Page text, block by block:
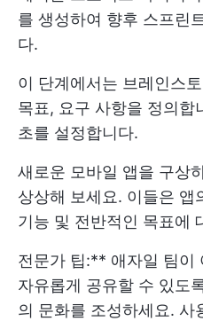
를 생성하여 향후 스프린
다.
이 단계에서는 브레인스
목표, 요구 사항을 정의합
초를 설정합니다.
새로운 모바일 앱을 구상
상상해 보세요. 이들은 앱
기능 및 전반적인 목표에
전문가 팁:** 애자일 팀이
자유롭게 공유할 수 있도
의 문화를 조성하세요. 사